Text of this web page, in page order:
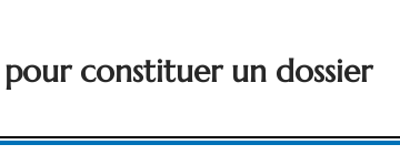
constituer un dossier